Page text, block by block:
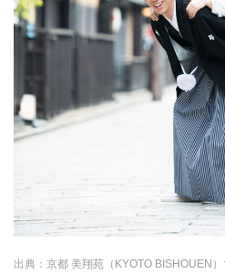
出典： 京都 美翔苑（KYOTO BISHOUEN